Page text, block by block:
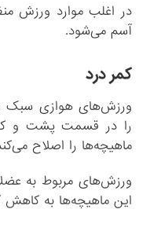
در اغلب موارد
آسم می‌شود.
کمر درد
ورزش‌های هوازی سبک
را در قسمت پشت و
ماهیچه‌ها را اصلاح
ورزش‌های مربوط به
این ماهیچه‌ها به